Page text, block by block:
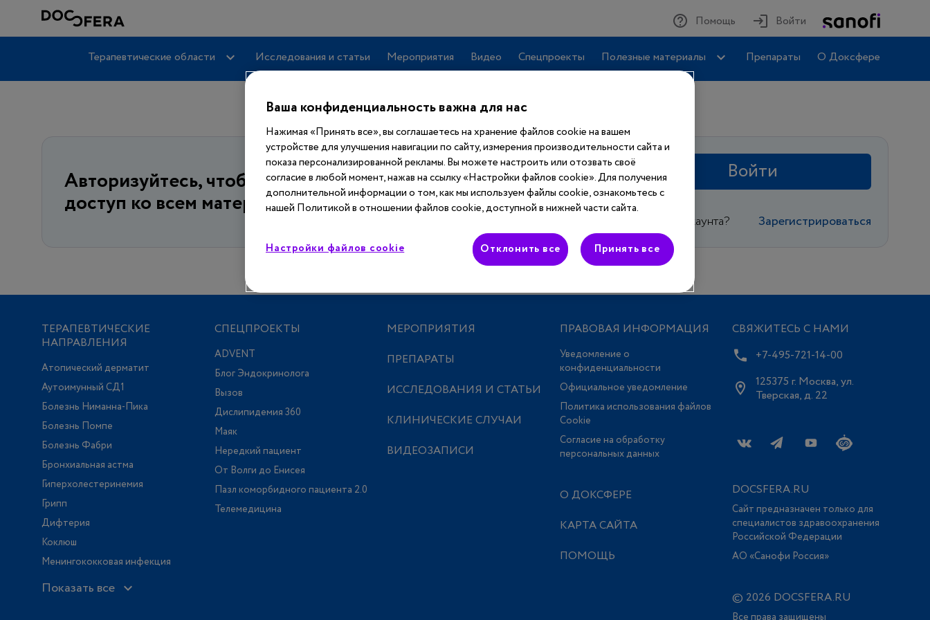
Помощь Войти
Терапевтические области Исследования и статьи Мероприятия Видео Спецпроекты Полезные материалы Препараты О Доксфере
Авторизуйтесь, чтобы получитьполный
доступ ко всем материалам сайта
Войти
Еще нет аккаунта? Зарегистрироваться
ТЕРАПЕВТИЧЕСКИЕ
НАПРАВЛЕНИЯ
Атопический дерматит
Аутоимунный СД1
Болезнь Ниманна-Пика
Болезнь Помпе
Болезнь Фабри
Бронхиальная астма
Гиперхолестеринемия
Грипп
Дифтерия
Коклюш
Менингококковая инфекция
Показать все
СПЕЦПРОЕКТЫ
ADVENT
Блог Эндокринолога
Вызов
Дислипидемия 360
Маяк
Нередкий пациент
От Волги до Енисея
Пазл коморбидного пациента 2.0
Телемедицина
МЕРОПРИЯТИЯ
ПРЕПАРАТЫ
ИССЛЕДОВАНИЯ И СТАТЬИ
КЛИНИЧЕСКИЕ СЛУЧАИ
ВИДЕОЗАПИСИ
ПРАВОВАЯ ИНФОРМАЦИЯ
Уведомление о
конфиденциальности
Официальное уведомление
Политика использования файлов
Сookie
Согласие на обработку
персональных данных
О ДОКСФЕРЕ
КАРТА САЙТА
ПОМОЩЬ
СВЯЖИТЕСЬ С НАМИ
+7-495-721-14-00
125375 г. Москва, ул.
Тверская, д. 22
DOCSFERA.RU
Сайт предназначен только для
специалистов здравоохранения
Российской Федерации
АО «Санофи Россия»
© 2026 DOCSFERA.RU
Ваша конфиденциальность важна для нас
Нажимая «Принять все», вы соглашаетесь на хранение файлов cookie на вашем
устройстве для улучшения навигации по сайту, измерения производительности сайта и
показа персонализированной рекламы. Вы можете настроить или отозвать своё
согласие в любой момент, нажав на ссылку «Настройки файлов cookie». Для получения
дополнительной информации о том, как мы используем файлы cookie, ознакомьтесь с
нашей Политикой в отношении файлов cookie, доступной в нижней части сайта.
Настройки файлов cookie Отклонить все Принять все